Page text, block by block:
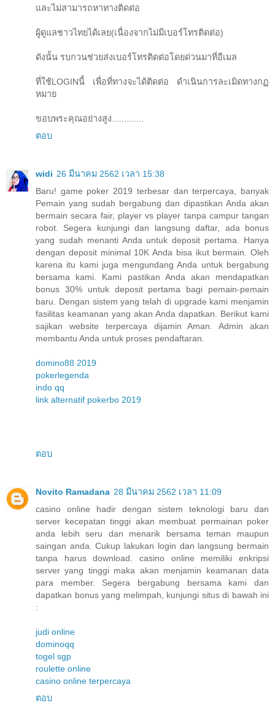
และไม่สามารถหาทางติดต่อ
ผู้ดูแลชาวไทยได้เลย(เนื่องจากไม่มีเบอร์โทรติดต่อ)
ดังนั้น รบกวนช่วยส่งเบอร์โทรติดต่อโดยด่วนมาที่อีเมล
ที่ใช้LOGINนี้ เพื่อที่ทางจะได้ติดต่อ ดำเนินการละเมิดทางกฏ
หมาย
ขอบพระคุณอย่างสูง.............
ตอบ
widi 26 มีนาคม 2562 เวลา 15:38
Baru! game poker 2019 terbesar dan terpercaya, banyak
Pemain yang sudah bergabung dan dipastikan Anda akan
bermain secara fair, player vs player tanpa campur tangan
robot. Segera kunjungi dan langsung daftar, ada bonus
yang sudah menanti Anda untuk deposit pertama. Hanya
dengan deposit minimal 10K Anda bisa ikut bermain. Oleh
karena itu kami juga mengundang Anda untuk bergabung
bersama kami. Kami pastikan Anda akan mendapatkan
bonus 30% untuk deposit pertama bagi pemain-pemain
baru. Dengan sistem yang telah di upgrade kami menjamin
fasilitas keamanan yang akan Anda dapatkan. Berikut kami
sajikan website terpercaya dijamin Aman. Admin akan
membantu Anda untuk proses pendaftaran.
domino88 2019
pokerlegenda
indo qq
link alternatif pokerbo 2019
ตอบ
Novito Ramadana 28 มีนาคม 2562 เวลา 11:09
casino online hadir dengan sistem teknologi baru dan
server kecepatan tinggi akan membuat permainan poker
anda lebih seru dan menarik bersama teman maupun
saingan anda. Cukup lakukan login dan langsung bermain
tanpa harus download. casino online memiliki enkripsi
server yang tinggi maka akan menjamin keamanan data
para member. Segera bergabung bersama kami dan
dapatkan bonus yang melimpah, kunjungi situs di bawah ini
:
judi online
dominoqq
togel sgp
roulette online
casino online terpercaya
ตอบ